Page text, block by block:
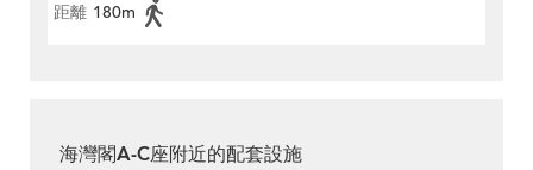
距離 180m
海灣閣A-C座附近的配套設施